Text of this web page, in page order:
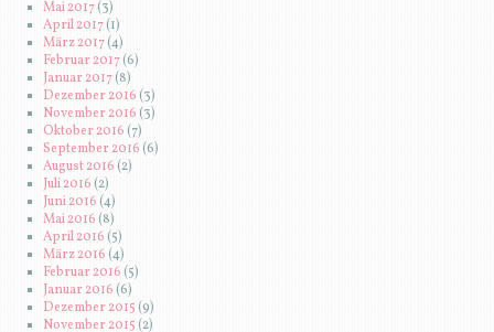
Mai 2017(3)
April 2017(1)
März 2017(4)
Februar 2017(6)
Januar 2017(8)
Dezember 2016 (3)
November 2016 (3)
Oktober 2016(7)
September 2016 (6)
August 2016(2)
Juli 2016(2)
Juni 2016 (4)
Mai 2016 (8)
April 2016(5)
März 2016 (4)
Februar 2016(5)
Januar 2016 (6)
Dezember 2015 (9)
November 2015 (2)